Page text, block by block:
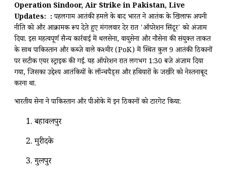
Operation Sindoor, Air Strike in Pakistan, Live
Updates: :पहलगाम आतंकी हमले के बाद भारत ने आतंक के खिलाफ अपनी
नीति को और आक्रामक रूप देते हुए मंगलवार देर रात 'ऑपरेशन सिंदूर' को अंजाम
दिया. इस महत्वपूर्ण सैन्य कार्रवाई में थलसेना, वायुसेना और नौसेना की संयुक्त ताकत
के साथ पाकिस्तान और कब्जे वाले कश्मीर (PoK) में स्थित कुल 9 आतंकी ठिकानों
पर सटीक एयर स्ट्राइक की गई. यह ऑपरेशन रात लगभग 1:30 बजे अंजाम दिया
गया, जिसका उद्देश्य आतंकियों के लॉन्चपैड्स और हथियारों के जखीरे को नेस्तनाबूद
करना था.
भारतीय सेना ने पाकिस्तान और पीओके में इन ठिकानों को टारगेट किया:
बहावलपुर
मुरीदके
गुलपुर